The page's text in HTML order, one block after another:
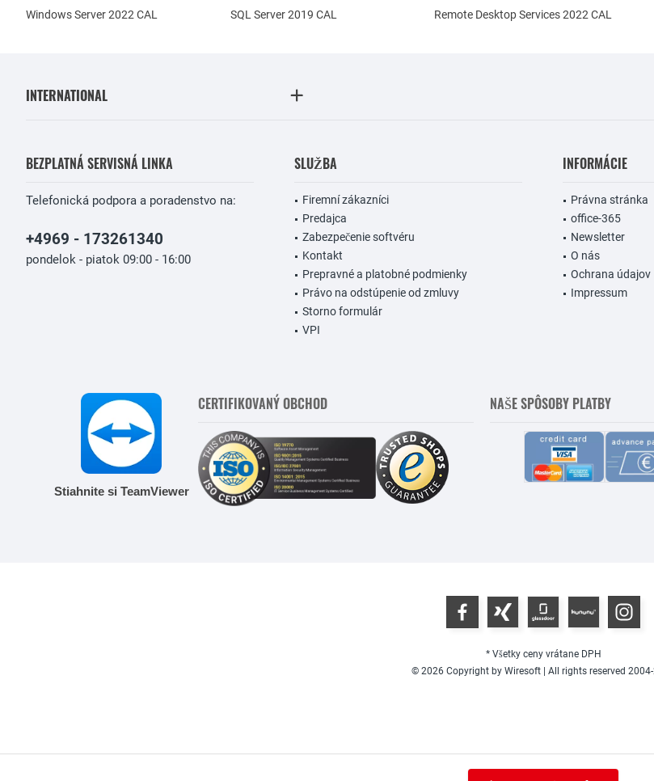
Windows Server 2022 CAL
SQL Server 2019 CAL
Remote Desktop Services 2022 CAL
INTERNATIONAL
BEZPLATNÁ SERVISNÁ LINKA
Telefonická podpora a poradenstvo na:
+4969 - 173261340
pondelok - piatok 09:00 - 16:00
SLUŽBA
Firemní zákazníci
Predajca
Zabezpečenie softvéru
Kontakt
Prepravné a platobné podmienky
Právo na odstúpenie od zmluvy
Storno formulár
VPI
INFORMÁCIE
Právna stránka
office-365
Newsletter
O nás
Ochrana údajov
Impressum
Stiahnite si TeamViewer
CERTIFIKOVANÝ OBCHOD NAŠE SPÔSOBY PLATBY
* Všetky ceny vrátane DPH
© 2026 Copyright by Wiresoft | All rights reserved